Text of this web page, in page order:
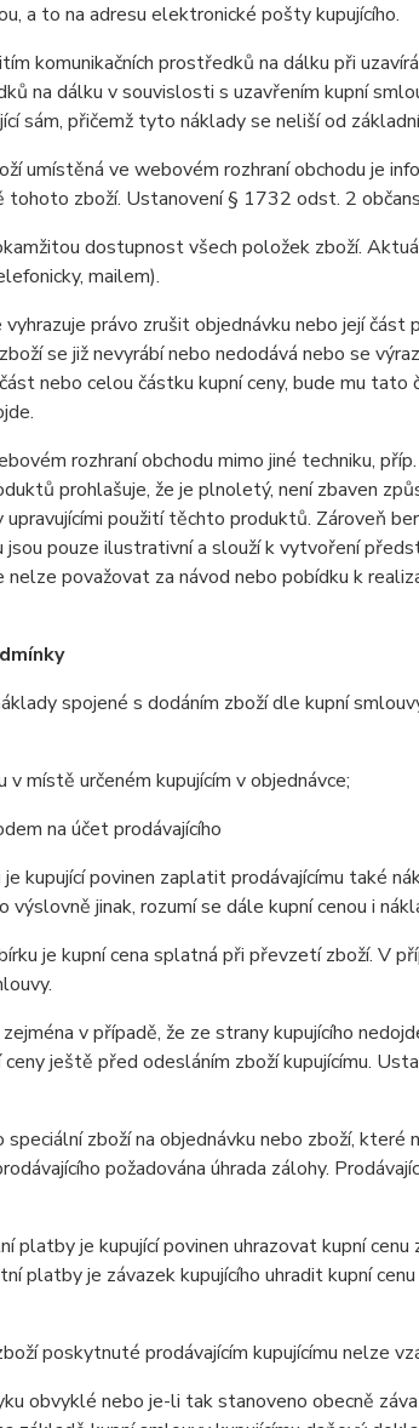
a to na adresu elektronické pošty kupujícího.
komunikačních prostředků na dálku při
na dálku v souvislosti s uzavřením kupní
sám, přičemž tyto náklady se neliší od
ve webovém rozhraní obchodu je
zboží. Ustanovení § 1732 odst. 2
dostupnost všech položek zboží.
mailem).
právo zrušit objednávku nebo její část
se již nevyrábí nebo nedodává nebo se
nebo celou částku kupní ceny, bude mu
rozhraní obchodu mimo jiné techniku,
prohlašuje, že je plnoletý, není zbaven
upravujícími použití těchto produktů. Zároveň
jsou pouze ilustrativní a slouží k vytvoření
považovat za návod nebo pobídku k
spojené s dodáním zboží dle kupní
místě určeném kupujícím v objednávce;
na účet prodávajícího
kupující povinen zaplatit prodávajícímu také
jinak, rozumí se dále kupní cenou i
je kupní cena splatná při převzetí zboží. V
v případě, že ze strany kupujícího
ještě před odesláním zboží kupujícímu.
zboží na objednávku nebo zboží, které
požadována úhrada zálohy.
je kupující povinen uhrazovat kupní cenu
platby je závazek kupujícího uhradit kupní
poskytnuté prodávajícím kupujícímu nelze
obvyklé nebo je-li tak stanoveno obecně